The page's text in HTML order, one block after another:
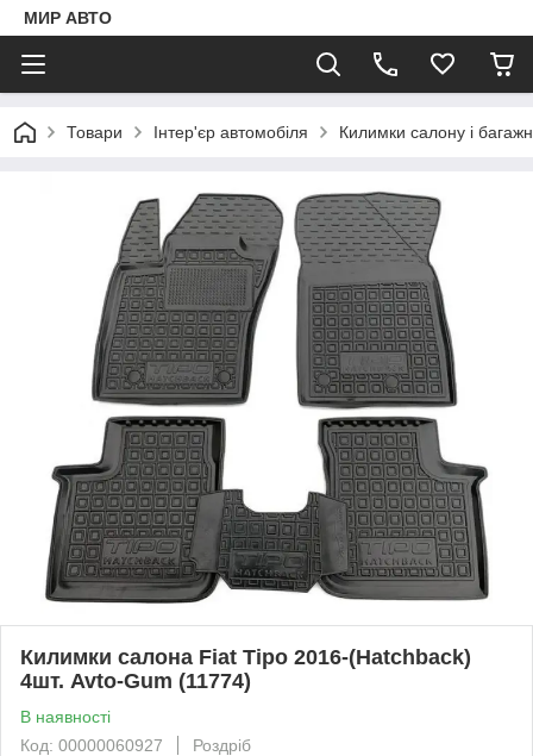
МИР АВТО
Товари Інтер'єр автомобіля Килимки салону і
Килимки салона Fiat Tipo 2016-(Hatchback)
4шт. Avto-Gum (11774)
В наявності
Код: 00000060927
Роздріб